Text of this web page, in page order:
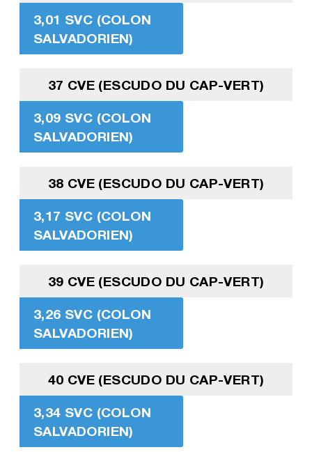
3,01 SVC (COLON
SALVADORIEN)
37 CVE (ESCUDO DU CAP-VERT)
3,09 SVC (COLON
SALVADORIEN)
38 CVE (ESCUDO DU CAP-VERT)
3,17 SVC (COLON
SALVADORIEN)
39 CVE (ESCUDO DU CAP-VERT)
3,26 SVC (COLON
SALVADORIEN)
40 CVE (ESCUDO DU CAP-VERT)
3,34 SVC (COLON
SALVADORIEN)